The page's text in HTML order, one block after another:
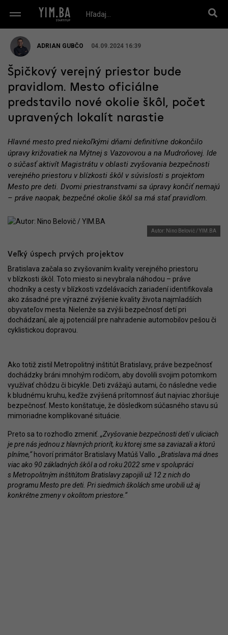
ADRIAN GUBČO 04.09.2024 16:39
Špičkový verejný priestor bude
pravidlom. Mesto oficiálne
predstavilo nové okolie škôl, počet
upravených lokalít narastie
Hlavné mesto pred niekoľkými dňami definitívne dokončilo
úpravy križovatiek na Mýtnej s Vazovovou a na Mudroňovej. Ide
o súčasť aktivít Magistrátu v oblasti zvyšovania bezpečnosti
verejného priestoru v blízkosti škôl v súvislosti s projektom
Mesto pre deti. Dvomi priestranstvami sa úpravy končiť nemajú
– práve naopak, bezpečné okolie škôl sa má stať pravidlom.
Autor: Nino Belovič / YIM.BA
Veľký úspech prvých projektov
Bratislava začala so zvyšovaním kvality verejného priestoru
v blízkosti škôl. Toto miesto si nevybrala náhodou – práve
chodníky a cesty v blízkosti vzdelávacích zariadení identifikovala
ako zásadné pre výrazné zvýšenie kvality života najmladších
obyvateľov mesta. Nielenže sa zvýši bezpečnosť detí pri
dochádzaní, ale aj potenciál pre nahradenie automobilov pešou či
cyklistickou dopravou.
Ako totiž zistil Metropolitný inštitút Bratislavy, práve bezpečnosť
dochádzky bráni mnohým rodičom, aby dovolili svojim potomkom
využívať chôdzu či bicykle. Deti zvážajú autami, čo následne vedie
k bludnému kruhu, keďže zvýšená prítomnosť áut najviac zhoršuje
bezpečnosť. Mesto konštatuje, že dôsledkom súčasného stavu sú
mimoriadne komplikované situácie.
Preto sa to rozhodlo zmeniť. „Zvyšovanie bezpečnosti detí v uliciach
je pre nás jednou z hlavných priorít, ku ktorej sme sa zaviazali a ktorú
plníme,“hovorí primátor Bratislavy Matúš Vallo. „Bratislava má dnes
viac ako 90 základných škôl a od roku 2022 sme v spolupráci
s Metropolitným inštitútom Bratislavy zapojili už 12 z nich do
programu Mesto pre deti. Pri siedmich školách sme urobili už aj
konkrétne zmeny v okolitom priestore.“